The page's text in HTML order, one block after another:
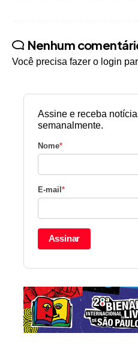
Nenhum
Você precisa fazer o login
Assine e receba
semanalmente.
Nome*
E-mail*
Assinar